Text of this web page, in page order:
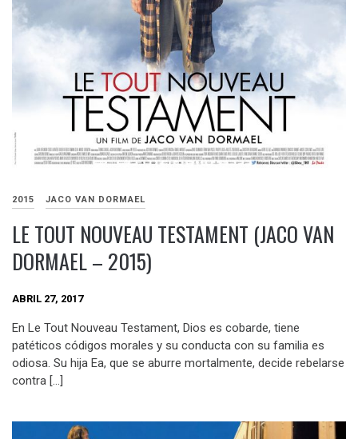
2015 JACO VAN DORMAEL
LE TOUT NOUVEAU TESTAMENT (JACO VAN
DORMAEL – 2015)
ABRIL 27, 2017
En Le Tout Nouveau Testament, Dios es cobarde, tiene
patéticos códigos morales y su conducta con su familia es
odiosa. Su hija Ea, que se aburre mortalmente, decide rebelarse
contra […]